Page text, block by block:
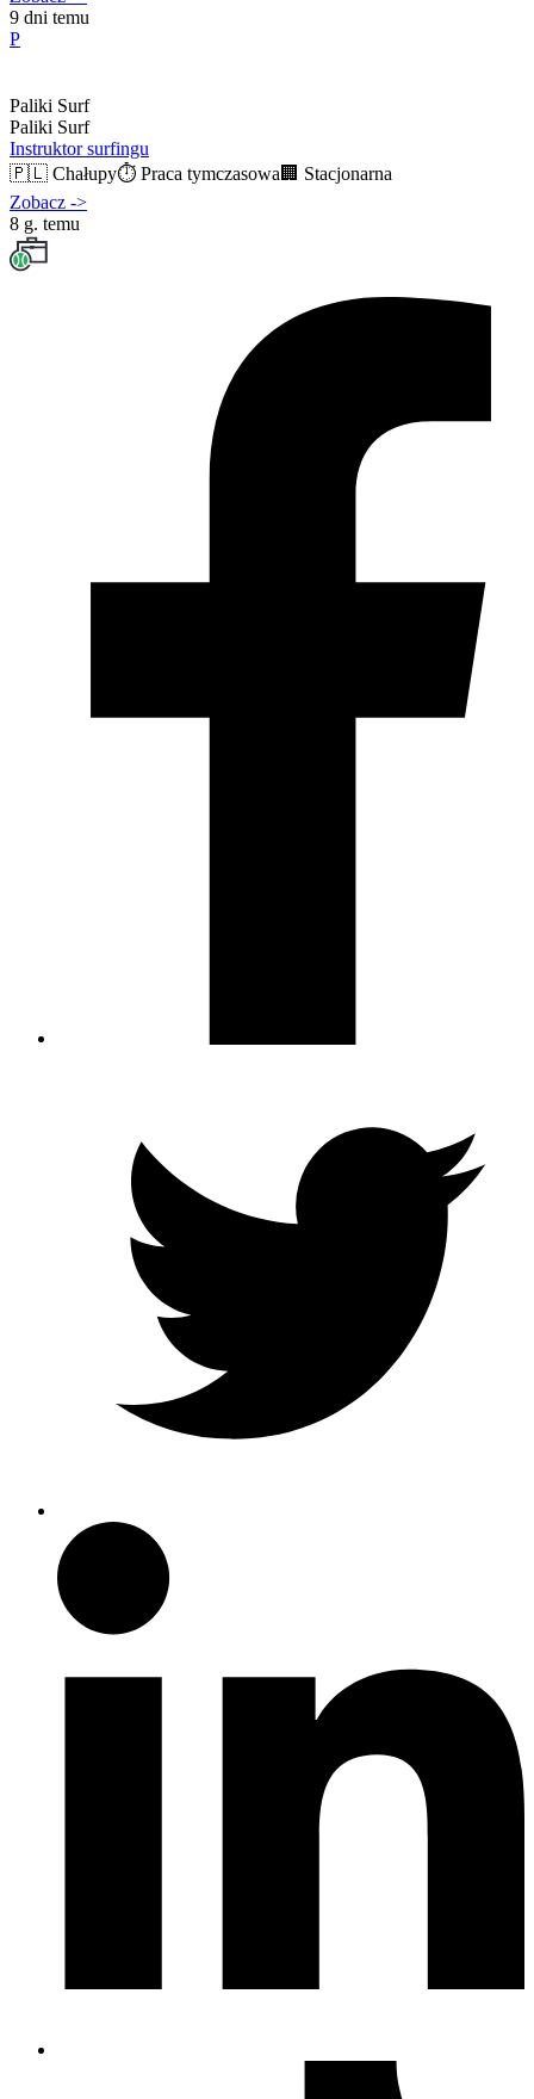
9 dni temu
P
Paliki Surf
Paliki Surf
Instruktor surfingu
🇵🇱 Chałupy⏱️ Praca tymczasowa 🏢 Stacjonarna
Zobacz ->
8 g. temu